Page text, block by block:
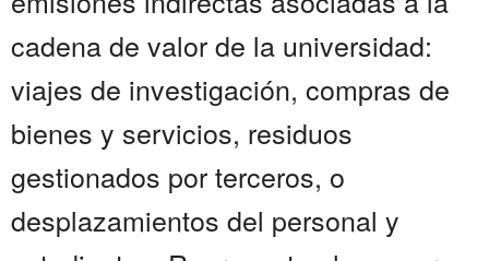
cadena de valor de la universidad:
viajes de investigación, compras de
bienes y servicios, residuos
gestionados por terceros, o
desplazamientos del personal y